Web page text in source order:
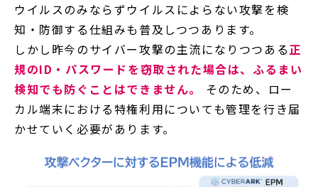
ウイルスのみならずウイルスによらない攻撃を検
知・防御する仕組みも普及しつつあります。
しかし昨今のサイバー攻撃の主流になりつつある正
規のID・パスワードを窃取された場合は、ふるまい
検知でも防ぐことはできません。
そのため、ロー
カル端末における特権利用についても管理を行き届
かせていく必要があります。